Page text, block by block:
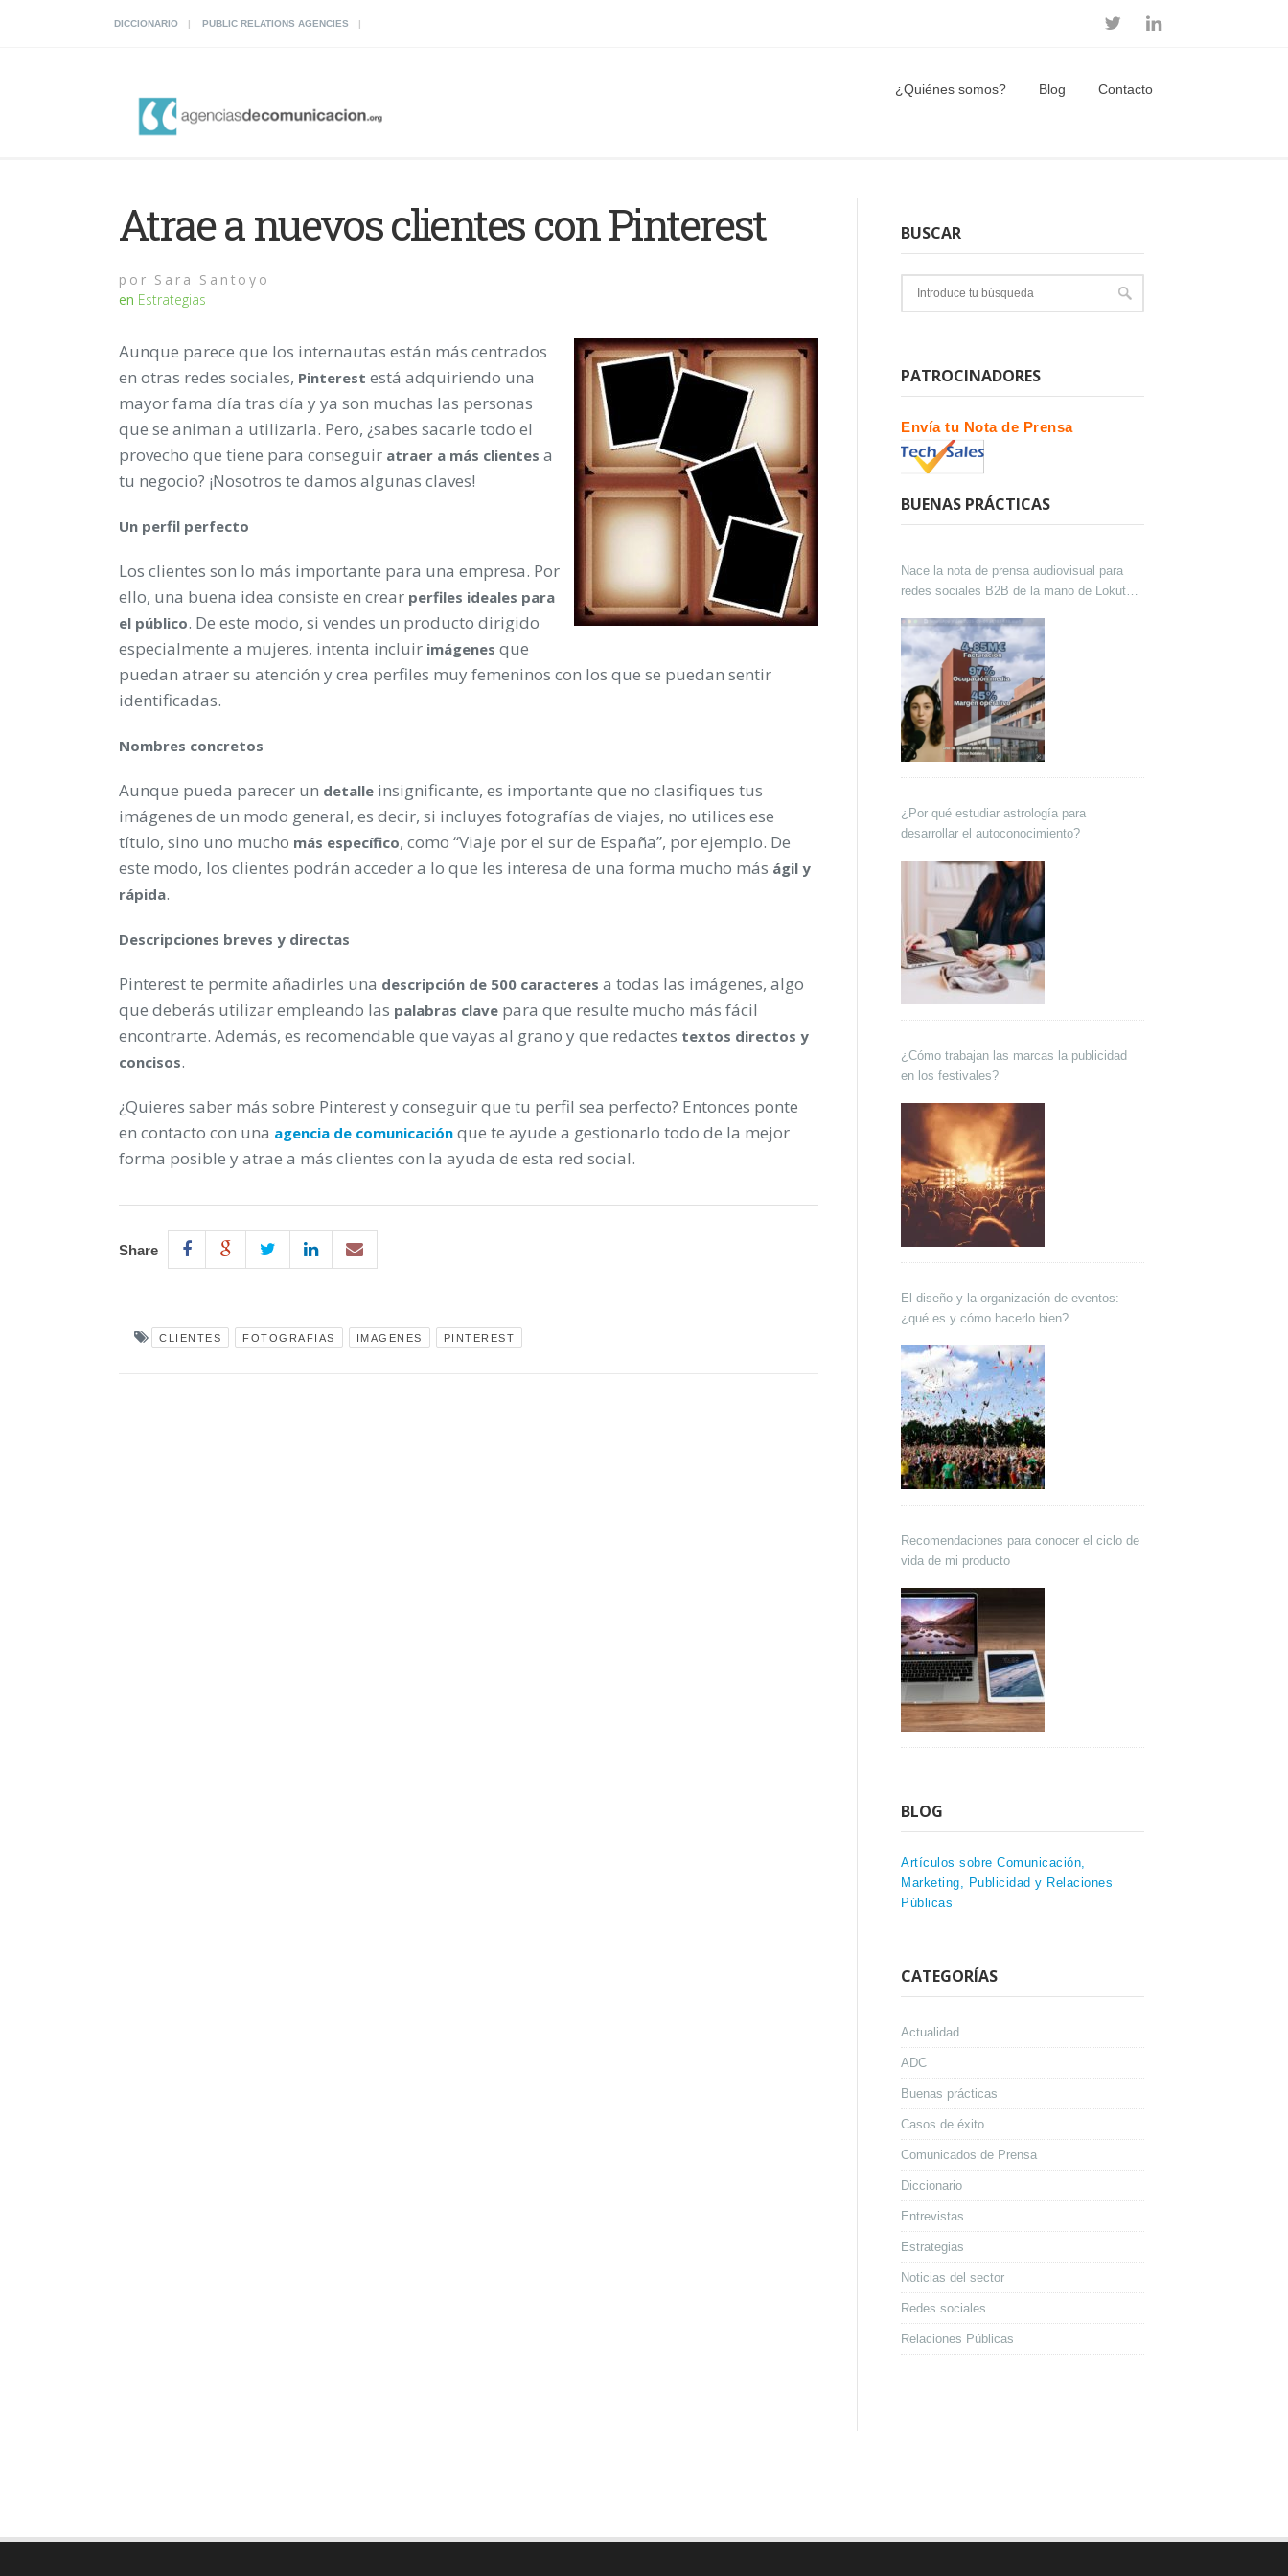
DICCIONARIO PUBLIC RELATIONS AGENCIES
¿Quiénes somos? Blog Contacto
Atrae a nuevos clientes con Pinterest
por Sara Santoyo
en Estrategias
Aunque parece que los internautas están más centrados
en otras redes sociales, Pinterest está adquiriendo una
mayor fama día tras día y ya son muchas las personas
que se animan a utilizarla. Pero, ¿sabes sacarle todo el
provecho que tiene para conseguir atraer a más clientes a
tu negocio? ¡Nosotros te damos algunas claves!
Un perfil perfecto
Los clientes son lo más importante para una empresa. Por
ello, una buena idea consiste en crear perfiles ideales para
el público. De este modo, si vendes un producto dirigido
especialmente a mujeres, intenta incluir imágenes que
puedan atraer su atención y crea perfiles muy femeninos con los que se puedan sentir
identificadas.
Nombres concretos
Aunque pueda parecer un detalle insignificante, es importante que no clasifiques tus
imágenes de un modo general, es decir, si incluyes fotografías de viajes, no utilices ese
título, sino uno mucho más específico, como “Viaje por el sur de España”, por ejemplo. De
este modo, los clientes podrán acceder a lo que les interesa de una forma mucho más ágil y
rápida.
Descripciones breves y directas
Pinterest te permite añadirles una descripción de 500 caracteres a todas las imágenes, algo
que deberás utilizar empleando las palabras clave para que resulte mucho más fácil
encontrarte. Además, es recomendable que vayas al grano y que redactes textos directos y
concisos.
¿Quieres saber más sobre Pinterest y conseguir que tu perfil sea perfecto? Entonces ponte
en contacto con una agencia de comunicación que te ayude a gestionarlo todo de la mejor
forma posible y atrae a más clientes con la ayuda de esta red social.
Share
CLIENTES FOTOGRAFIAS IMAGENES PINTEREST
BUSCAR
PATROCINADORES
Envía tu Nota de Prensa
BUENAS PRÁCTICAS
Nace la nota de prensa audiovisual para
redes sociales B2B de la mano de Lokutor
¿Por qué estudiar astrología para
desarrollar el autoconocimiento?
¿Cómo trabajan las marcas la publicidad
en los festivales?
El diseño y la organización de eventos:
¿qué es y cómo hacerlo bien?
Recomendaciones para conocer el ciclo de
vida de mi producto
BLOG
Artículos sobre Comunicación,
Marketing, Publicidad y Relaciones
Públicas
CATEGORÍAS
Actualidad
ADC
Buenas prácticas
Casos de éxito
Comunicados de Prensa
Diccionario
Entrevistas
Estrategias
Noticias del sector
Redes sociales
Relaciones Públicas